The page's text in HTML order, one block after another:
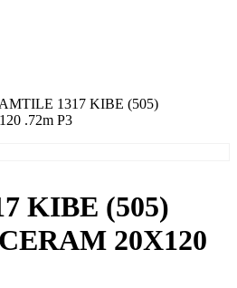
AMTILE 1317 KIBE (505)
.72m P3
KIBE (505)
20X120